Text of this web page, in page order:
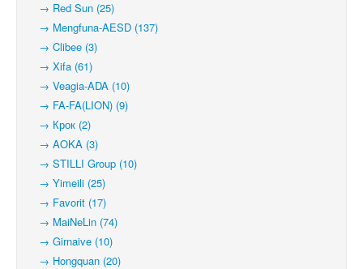
→ Red Sun (25)
→ Mengfuna-AESD (137)
→ Clibee (3)
→ Xifa (61)
→ Veagia-ADA (10)
→ FA-FA(LION) (9)
→ Крок (2)
→ AOKA (3)
→ STILLI Group (10)
→ Yimeili (25)
→ Favorit (17)
→ MaiNeLin (74)
→ Girnaive (10)
→ Hongquan (20)